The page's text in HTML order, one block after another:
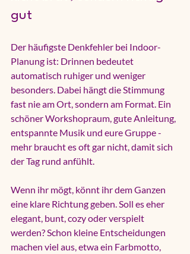
gut
Der häufigste Denkfehler bei Indoor-
Planung ist: Drinnen bedeutet
automatisch ruhiger und weniger
besonders. Dabei hängt die Stimmung
fast nie am Ort, sondern am Format. Ein
schöner Workshopraum, gute Anleitung,
entspannte Musik und eure Gruppe -
mehr braucht es oft gar nicht, damit sich
der Tag rund anfühlt.
Wenn ihr mögt, könnt ihr dem Ganzen
eine klare Richtung geben. Soll es eher
elegant, bunt, cozy oder verspielt
werden? Schon kleine Entscheidungen
machen viel aus, etwa ein Farbmotto,